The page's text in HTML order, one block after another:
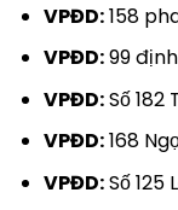
VPĐD:158
VPĐD:99 định
VPĐD:Số 182
VPĐD:168
VPĐD:Số 125